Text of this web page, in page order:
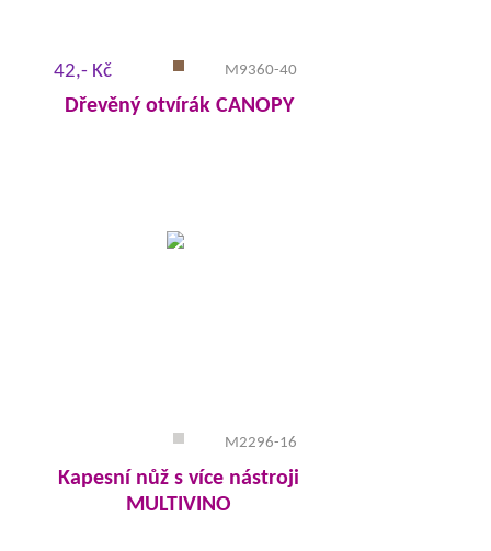
42,- Kč M9360-40
Dřevěný otvírák CANOPY
M2296-16
Kapesní nůž s více nástroji
MULTIVINO